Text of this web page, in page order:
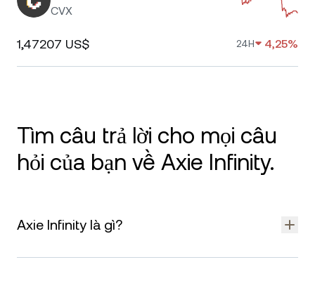
CVX
1,47207 US$ 24H 4,25%
Tìm câu trả lời cho mọi câu
hỏi của bạn về Axie Infinity.
Axie Infinity là gì?
Axie Infinity là một trò chơi blockchain nơi người chơi thu thập,